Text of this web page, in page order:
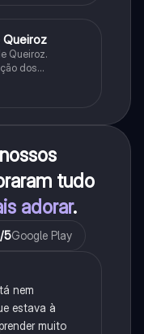
Queiroz
Queiroz.
dos
tudo
adorar.
/5Google Play
nem
estava à
muito